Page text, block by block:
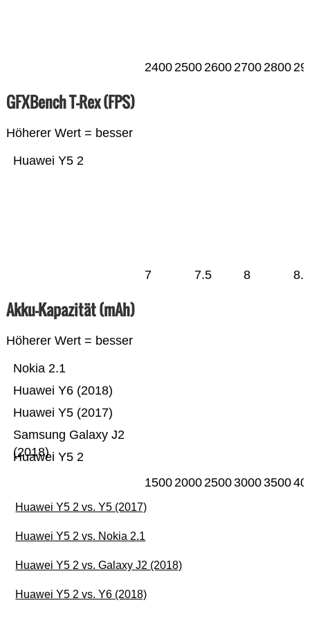
24002500260027002800
GFXBench T-Rex (FPS)
Höherer Wert = besser
Huawei Y5 2
7 7.5 8 8.5
Akku-Kapazität (mAh)
Höherer Wert = besser
Huawei Y5 2
Samsung Galaxy J2
(2018)
Huawei Y5 (2017)
Huawei Y6 (2018)
Nokia 2.1
15002000250030003500
Huawei Y5 2 vs. Y5 (2017)
Huawei Y5 2 vs. Nokia 2.1
Huawei Y5 2 vs. Galaxy J2 (2018)
Huawei Y5 2 vs. Y6 (2018)